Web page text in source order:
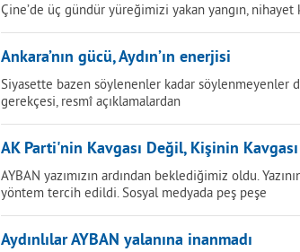
Çine’de üç gündür yüreğimizi yakan yangın, nihayet
Ankara’nın gücü, Aydın’ın enerjisi
Siyasette bazen söylenenler kadar söylenmeyenler
gerekçesi, resmî açıklamalardan
AK Parti'nin Kavgası Değil, Kişinin Kavgası
AYBAN yazımızın ardından beklediğimiz oldu.
yöntem tercih edildi. Sosyal medyada peş peşe
Aydınlılar AYBAN yalanına inanmadı